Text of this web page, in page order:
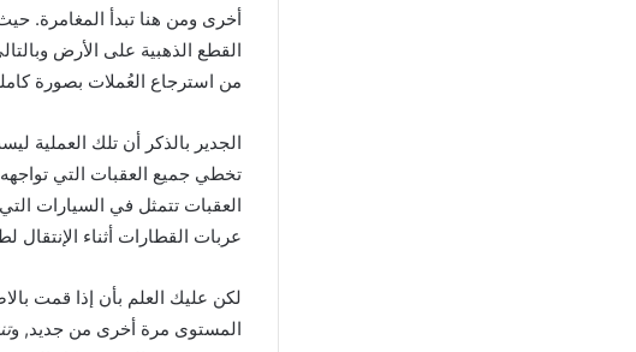
أخرى ومن هنا تبدأ المغامرة.
القطع الذهبية على الأرض
من استرجاع العُملات بصورة
الجدير بالذكر أن تلك العملية
تخطي جميع العقبات التي
العقبات تتمثل في السيارات
عربات القطارات أثناء
لكن عليك العلم بأن إذا قمت
المستوى مرة أخرى من جديد, و